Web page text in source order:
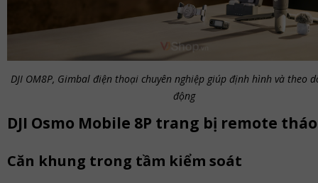
DJI OM8P, Gimbal điện thoại chuyên nghiệp giúp định hình và theo
động
DJI Osmo Mobile 8P trang bị remote
Căn khung trong tầm kiểm soát